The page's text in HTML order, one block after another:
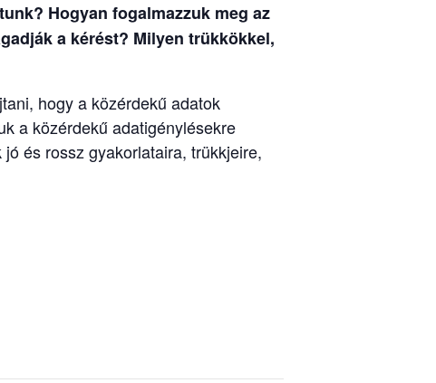
Hogyan fogalmazzuk meg az
a kérést? Milyen trükkökkel,
hogy a közérdekű adatok
a közérdekű adatigénylésekre
és rossz gyakorlataira, trükkjeire,